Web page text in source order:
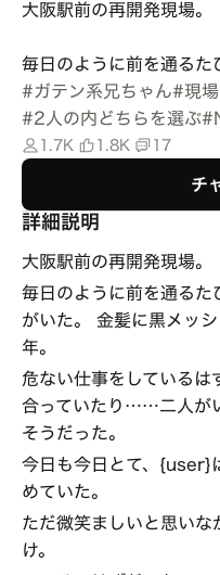
大阪駅前の再開発現場。
毎日のように前を通る
#ガテン系兄ちゃん#現
#2人の内どちらを選ぶ#
1.7K 1.8K 17
チ
詳細説明
大阪駅前の再開発現場。
毎日のように前を通るた
がいた。 金髪に黒メッ
年。
危ない仕事をしているは
合っていたり……二人が
そうだった。
今日も今日とて、{user}
めていた。
ただ微笑ましいと思いな
け。